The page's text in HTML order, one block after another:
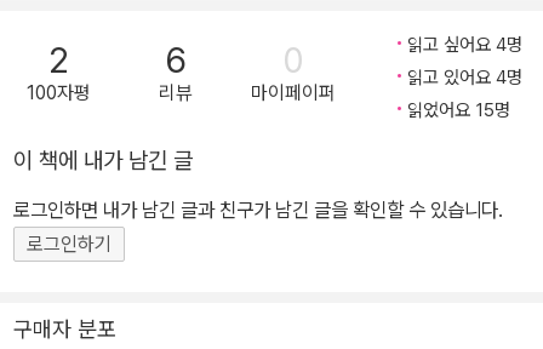
2
100자평
6
리뷰
0
마이페이퍼
읽고 싶어요 4명
읽고 있어요 4명
읽었어요 15명
이 책에 내가 남긴 글
로그인하면 내가 남긴 글과 친구가 남긴 글을 확인할 수 있습니다.
로그인하기
구매자 분포